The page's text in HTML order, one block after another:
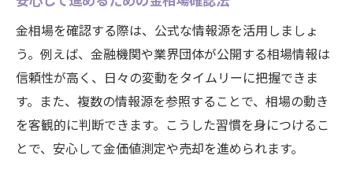
金相場を確認する際は、公式な情報源を活用しましょ
う。例えば、金融機関や業界団体が公開する相場情報は
信頼性が高く、日々の変動をタイムリーに把握できま
す。また、複数の情報源を参照することで、相場の動き
を客観的に判断できます。こうした習慣を身につけるこ
とで、安心して金価値測定や売却を進められます。